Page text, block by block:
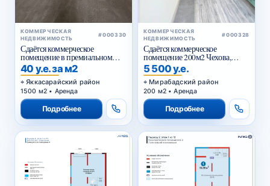
КОММЕРЧЕСКАЯ
НЕДВИЖИМОСТЬ
#000330
Сдаётся коммерческое
помещение в премиальном
жилом комплексе
40 у.е. за м2
Яккасарайский район
1500 м2 • Аренда
Подробнее
КОММЕРЧЕСКАЯ
НЕДВИЖИМОСТЬ
#000328
Сдаётся коммерческое
помещение 200м2 Чехова,
Тараса Шевченко
5 500 у.е.
Мирабадский район
200 м2 • Аренда
Подробнее